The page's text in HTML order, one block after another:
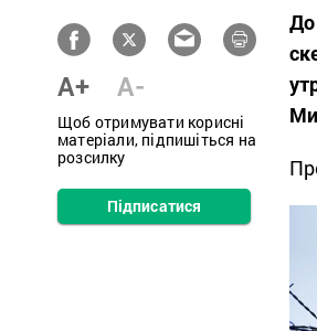
A+ A-
Щоб отримувати корисні
матеріали, підпишіться на
розсилку
Підписатися
До